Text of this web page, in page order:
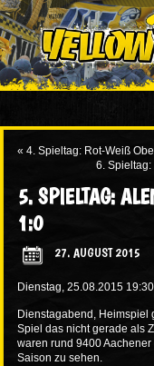
«4. Spieltag: Rot-Weiß
6. Spieltag:
5. SPIELTAG:
1:0
27. AUGUST 2015
Dienstag, 25.08.2015
Dienstagabend, Heimspiel
Spiel das nicht gerade als
waren rund 9400
Saison zu sehen.